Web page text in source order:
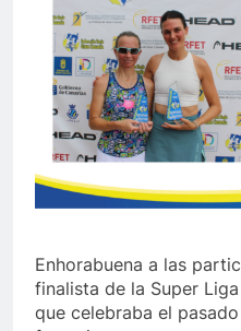
Enhorabuena a las
finalista de la Super
que celebraba el